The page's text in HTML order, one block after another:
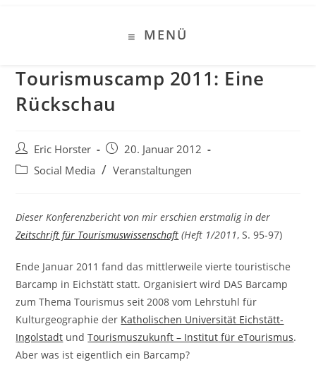
MENÜ
Tourismuscamp 2011: Eine
Rückschau
Beitrags-
Autor:
Eric Horster
Beitrag
veröffentlicht:
20. Januar 2012
Beitrags-
Social Media / Veranstaltungen
Dieser Konferenzbericht von mir erschien erstmalig in der
Zeitschrift für Tourismuswissenschaft (Heft 1/2011, S. 95-97)
Ende Januar 2011 fand das mittlerweile vierte touristische
Barcamp in Eichstätt statt. Organisiert wird DAS Barcamp
zum Thema Tourismus seit 2008 vom Lehrstuhl für
Kulturgeographie der Katholischen Universität Eichstätt-
Ingolstadt undTourismuszukunft – Institut für eTourismus.
Aber was ist eigentlich ein Barcamp?